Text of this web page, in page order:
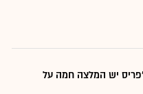
יש המלצה חמה על